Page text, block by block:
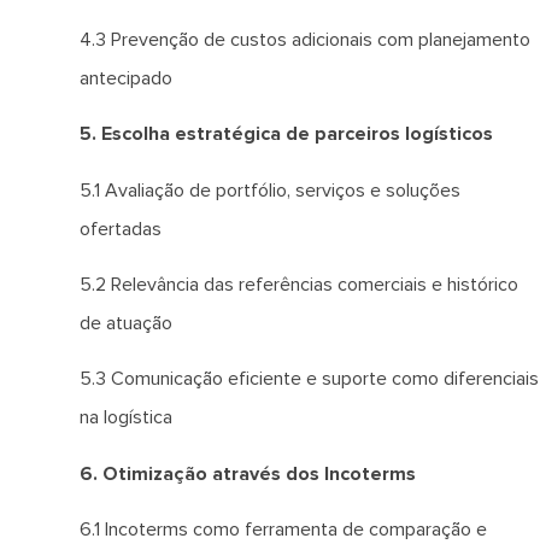
4.3 Prevenção de custos adicionais com planejamento
antecipado
5. Escolha estratégica de parceiros logísticos
5.1 Avaliação de portfólio, serviços e soluções
ofertadas
5.2 Relevância das referências comerciais e histórico
de atuação
5.3 Comunicação eficiente e suporte como diferenciais
na logística
6. Otimização através dos Incoterms
6.1 Incoterms como ferramenta de comparação e